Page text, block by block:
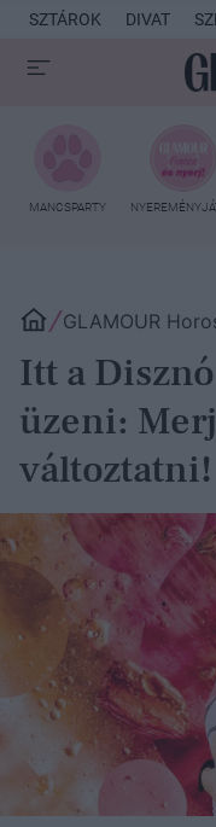
SZTÁROK DIVAT
MANCSPARTY
GLAMOUR
Itt a
üzeni:
változtatni!